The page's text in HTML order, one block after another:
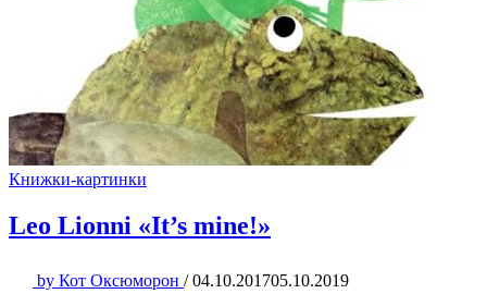
Книжки-картинки
Leo Lionni «It’s mine!»
by Кот Оксюморон / 04.10.201705.10.2019